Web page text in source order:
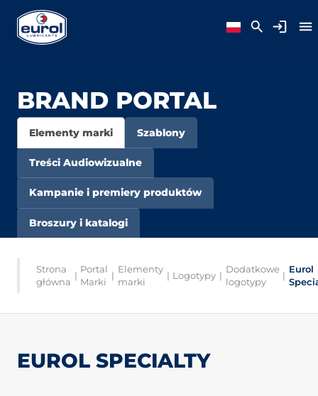
BRAND PORTAL
Elementy marki Szablony
Treści Audiowizualne
Kampanie i premiery produktów
Broszury i katalogi
Strona
główna
|
Portal
Marki
|
Elementy
marki
| Logotypy |
Dodatkowe
logotypy
|
Eurol
EUROL SPECIALTY